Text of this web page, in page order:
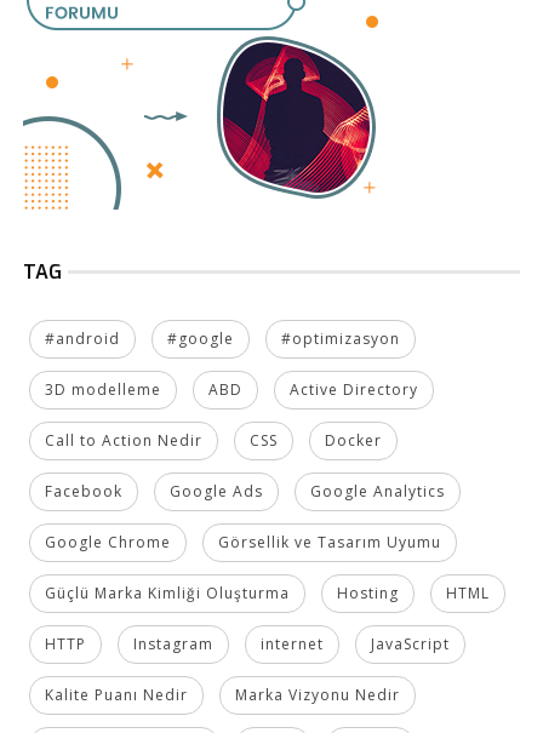
TAG
#android #google #optimizasyon
3D modelleme ABD Active Directory
Call to Action Nedir CSS Docker
Facebook Google Ads Google Analytics
Google Chrome Görsellik ve Tasarım Uyumu
Güçlü Marka Kimliği Oluşturma Hosting HTML
HTTP Instagram internet JavaScript
Kalite Puanı Nedir Marka Vizyonu Nedir